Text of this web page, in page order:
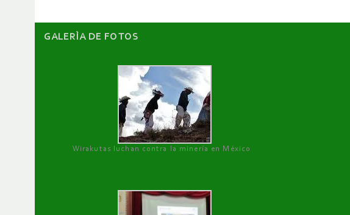
GALERÌA DE FOTOS
Wirakutas luchan contra la minería en México